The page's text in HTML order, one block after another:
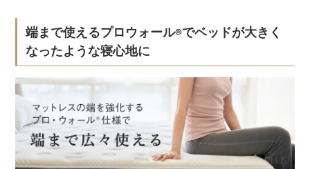
端まで使えるプロウォール®でベッドが大きく
なったような寝心地に